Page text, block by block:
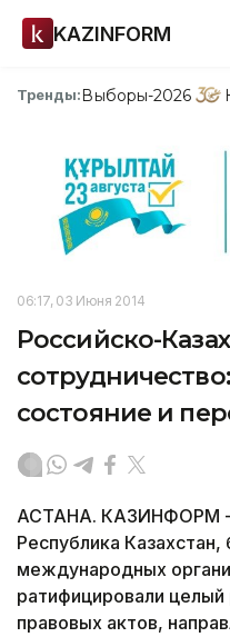
KAZINFORM
Тренды:Выборы-2026
06:17, 03 Июня 2014
Российско-
состояние и
АСТАНА. КАЗИНФОРМ -
Республика
международных
ратифицировали
правовых актов,